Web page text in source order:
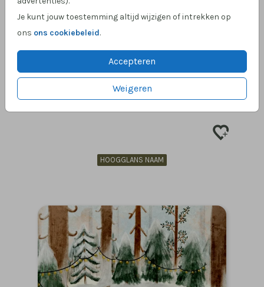
Je kunt jouw toestemming altijd wijzigen of intrekken op
ons ons cookiebeleid.
Accepteren
Weigeren
HOOGGLANS NAAM